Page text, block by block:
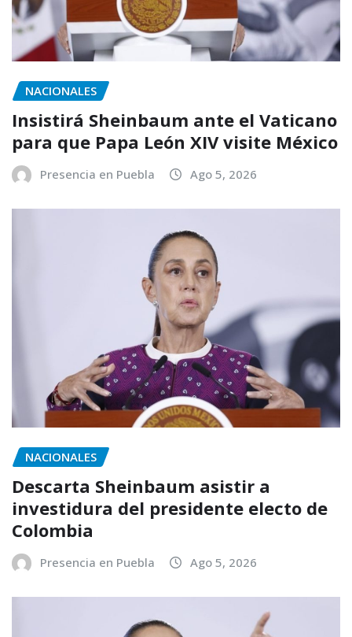
NACIONALES
Insistirá Sheinbaum ante el Vaticano
para que Papa León XIV visite México
Presencia en Puebla Ago 5, 2026
NACIONALES
Descarta Sheinbaum asistir a
investidura del presidente electo de
Colombia
Presencia en Puebla Ago 5, 2026